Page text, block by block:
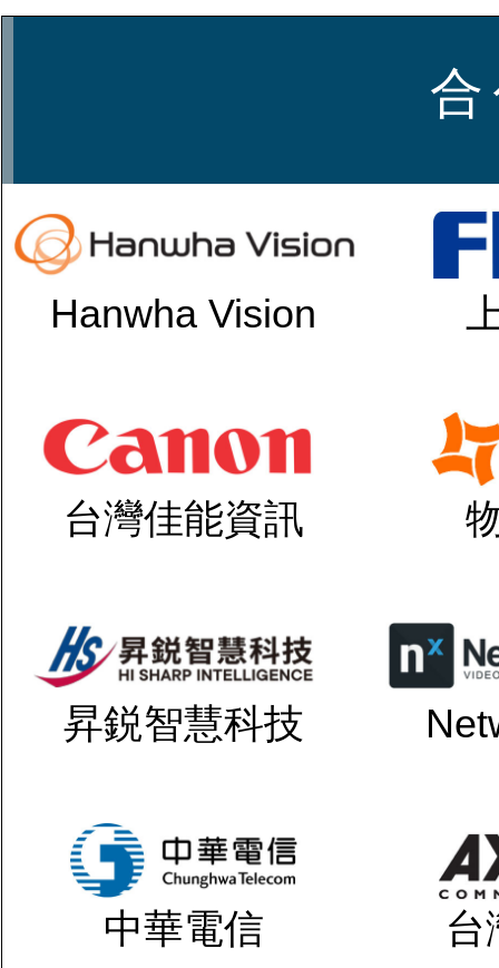
合
Hanwha Vision
台灣佳能資訊
昇鋭智慧科技
中華電信 台